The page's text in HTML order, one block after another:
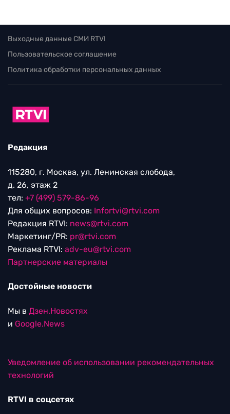
Выходные данные СМИ RTVI
Пользовательское соглашение
Политика обработки персональных данных
Редакция
115280, г. Москва, ул. Ленинская слобода,
д. 26, этаж 2
тел: +7 (499) 579-86-96
Для общих вопросов: Infortvi@rtvi.com
Редакция RTVI: news@rtvi.com
Маркетинг/PR: pr@rtvi.com
Реклама RTVI: adv-eu@rtvi.com
Партнерские материалы
Достойные новости
Мы в Дзен.Новостях
и Google.News
Уведомление об использовании рекомендательных
технологий
RTVI в соцсетях